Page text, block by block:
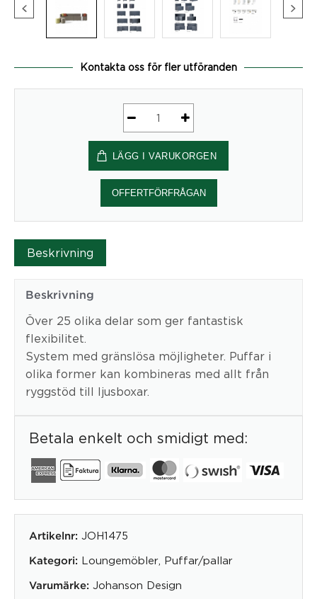
Kontakta oss för fler utföranden
bitz
Buster
-
Prisgrupp
1
LÄGG I VARUKORGEN
OFFERTFÖRFRÅGAN
Beskrivning
Beskrivning
Över 25 olika delar som ger fantastisk
flexibilitet.
System med gränslösa möjligheter. Puffar i
olika former kan kombineras med allt från
ryggstöd till ljusboxar.
Betala enkelt och smidigt med:
Artikelnr: JOH1475
Kategori: Loungemöbler Puffar/pallar
Varumärke: Johanson Design